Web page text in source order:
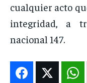
cualquier acto
integridad, a
nacional 147.